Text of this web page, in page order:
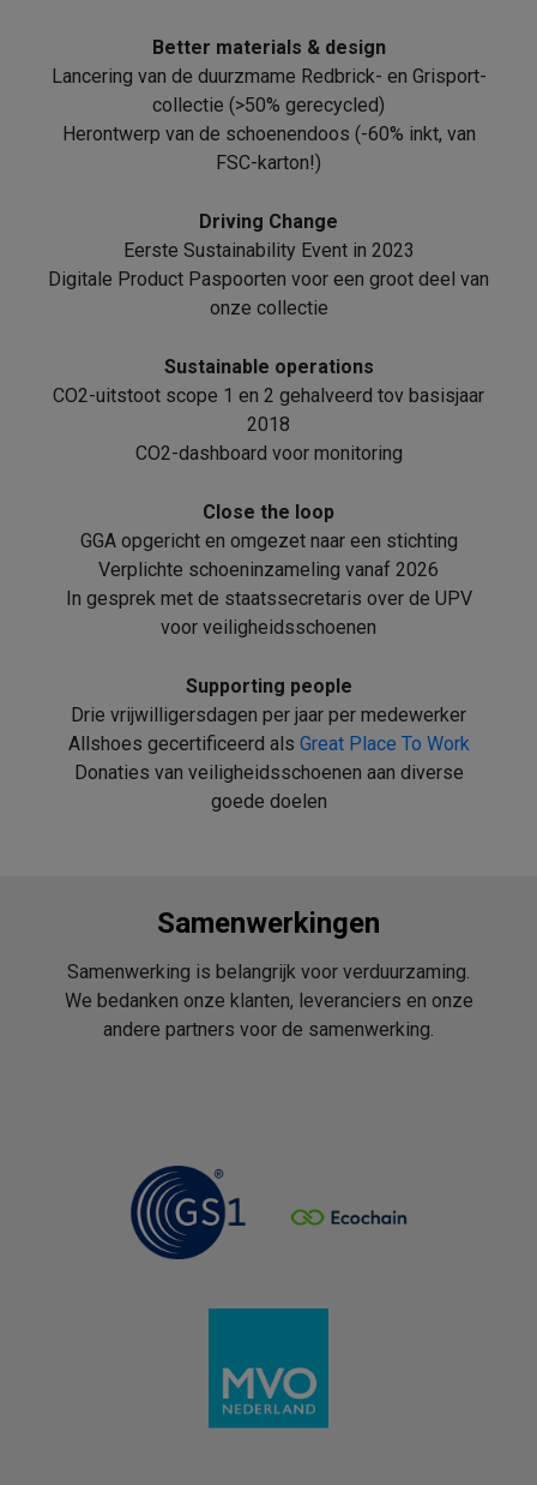
Better materials & design
Lancering van de duurzmame Redbrick- en Grisport-
collectie (>50% gerecycled)
Herontwerp van de schoenendoos (-60% inkt, van
FSC-karton!)
Driving Change
Eerste Sustainability Event in 2023
Digitale Product Paspoorten voor een groot deel van
onze collectie
Sustainable operations
CO2-uitstoot scope 1 en 2 gehalveerd tov basisjaar
2018
CO2-dashboard voor monitoring
Close the loop
GGA opgericht en omgezet naar een stichting
Verplichte schoeninzameling vanaf 2026
In gesprek met de staatssecretaris over de UPV
voor veiligheidsschoenen
Supporting people
Drie vrijwilligersdagen per jaar per medewerker
Allshoes gecertificeerd als Great Place To Work
Donaties van veiligheidsschoenen aan diverse
goede doelen
Samenwerkingen
Samenwerking is belangrijk voor verduurzaming.
We bedanken onze klanten, leveranciers en onze
andere partners voor de samenwerking.